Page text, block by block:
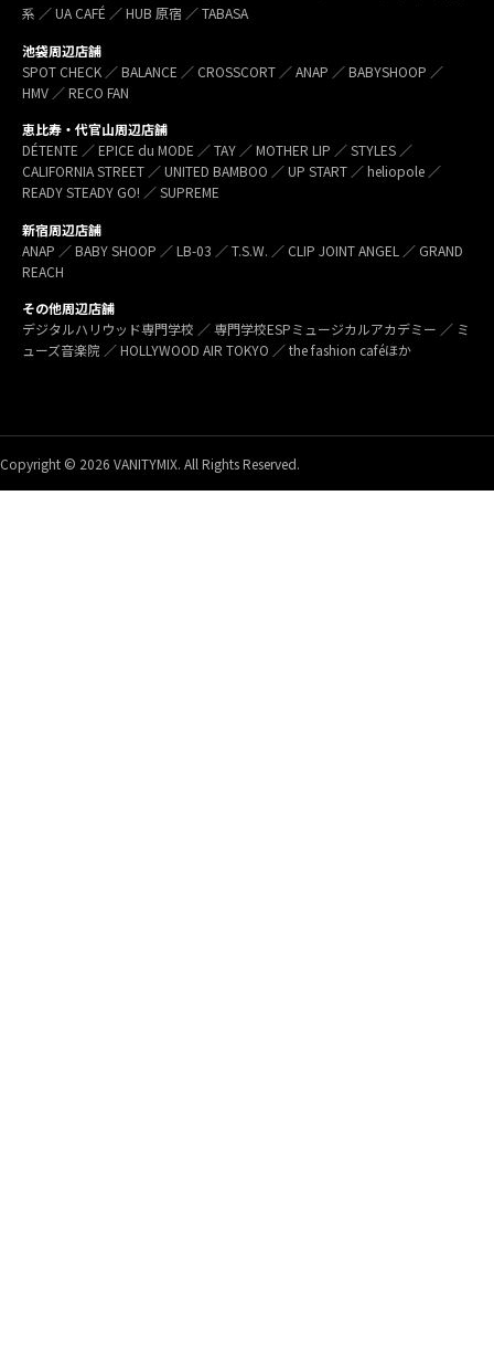
系 ／ UA CAFÉ ／ HUB 原宿 ／ TABASA
池袋周辺店舗
SPOT CHECK ／ BALANCE ／ CROSSCORT ／ ANAP ／ BABYSHOOP ／
HMV ／ RECO FAN
恵比寿・代官山周辺店舗
DÉTENTE ／ EPICE du MODE ／ TAY ／ MOTHER LIP ／ STYLES ／
CALIFORNIA STREET ／ UNITED BAMBOO ／ UP START ／ heliopole ／
READY STEADY GO! ／ SUPREME
新宿周辺店舗
ANAP ／ BABY SHOOP ／ LB-03 ／ T.S.W. ／ CLIP JOINT ANGEL ／ GRAND
REACH
その他周辺店舗
デジタルハリウッド専門学校 ／ 専門学校ESPミュージカルアカデミー ／ ミ
ューズ音楽院 ／ HOLLYWOOD AIR TOKYO ／ the fashion caféほか
Copyright © 2026 VANITYMIX. All Rights Reserved.